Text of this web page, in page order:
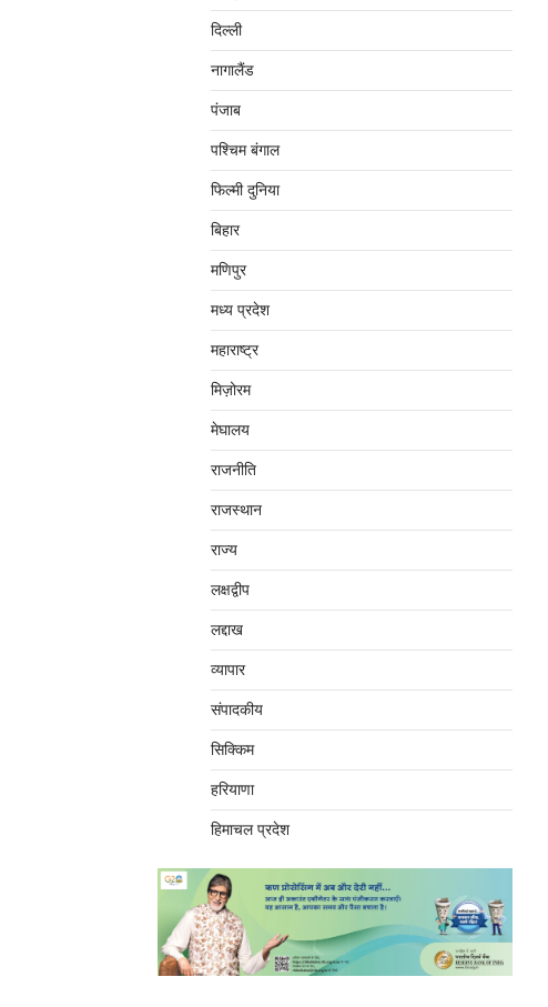
दिल्‍ली
नागालैंड
पंजाब
पश्चिम बंगाल
फिल्मी दुनिया
बिहार
मणिपुर
मध्‍य प्रदेश
महाराष्‍ट्र
मिज़ोरम
मेघालय
राजनीति
राजस्थान
राज्य
लक्षद्वीप
लद्दाख
व्यापार
संपादकीय
सिक्किम
हरियाणा
हिमाचल प्रदेश